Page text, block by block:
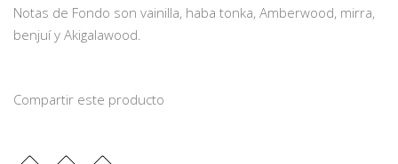
Notas de Fondo son vainilla, haba tonka, Amberwood, mirra,
benjuí y Akigalawood.
Compartir este producto